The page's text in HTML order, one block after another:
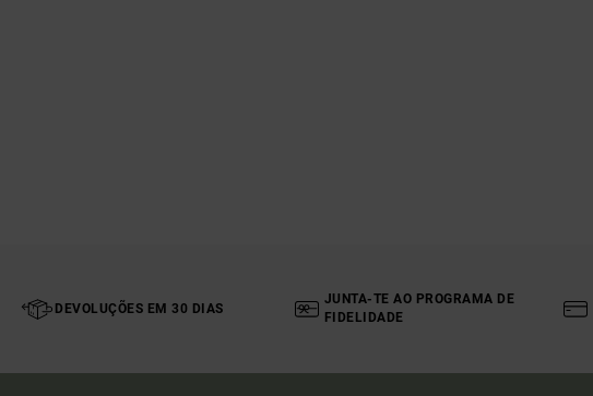
DEVOLUÇÕES EM 30 DIAS
JUNTA-TE AO PROGRAMA DE
FIDELIDADE